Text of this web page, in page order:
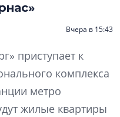
Вчера в 15:43
приступает к
комплекса
метро
жилые квартиры